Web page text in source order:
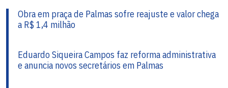
Obra em praça de Palmas sofre reajuste e valor chega
a R$ 1,4 milhão
Eduardo Siqueira Campos faz reforma administrativa
e anuncia novos secretários em Palmas